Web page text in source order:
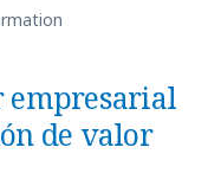
empresarial
de valor